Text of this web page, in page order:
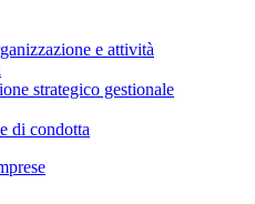
e attività
strategico gestionale
di condotta